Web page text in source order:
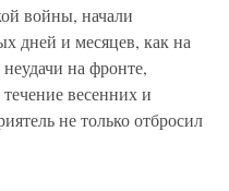
войны, начали
дней и месяцев, как на
на фронте,
весенних и
не только отбросил